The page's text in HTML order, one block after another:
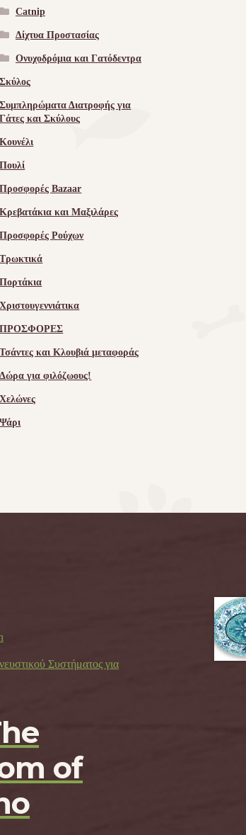
Catnip
Δίχτυα Προστασίας
Ονυχοδρόμια και Γατόδεντρα
Σκύλος
Συμπληρώματα Διατροφής για
Γάτες και Σκύλους
Κουνέλι
Πουλί
Προσφορές Bazaar
Κρεβατάκια και Μαξιλάρες
Προσφορές Ρούχων
Τρωκτικά
Πορτάκια
Χριστουγεννιάτικα
ΠΡΟΣΦΟΡΕΣ
Τσάντες και Κλουβιά μεταφοράς
Δώρα για φιλόζωους!
Χελώνες
Ψάρι
Συστήματος για
of